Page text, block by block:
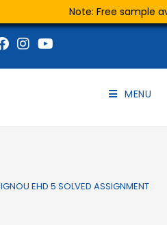
Note: Free sample
MENU
IGNOU EHD 5 SOLVED ASSIGNMENT